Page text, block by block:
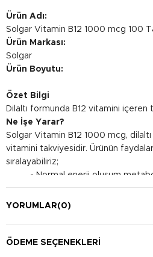
Ürün Adı:
Solgar Vitamin B12 1000 mcg 100
Ürün Markası:
Solgar
Ürün Boyutu:
Özet Bilgi
Dilaltı formunda B12 vitamini içeren
Ne İşe Yarar?
Solgar Vitamin B12 1000 mcg,
vitamini takviyesidir. Ürünün
sıralayabiliriz;
- Normal enerji oluşum
bulunarak günlük yaşamda
destekler.
-Normal kırmızı kan hücresi
YORUMLAR(0)
ÖDEME SEÇENEKLERI